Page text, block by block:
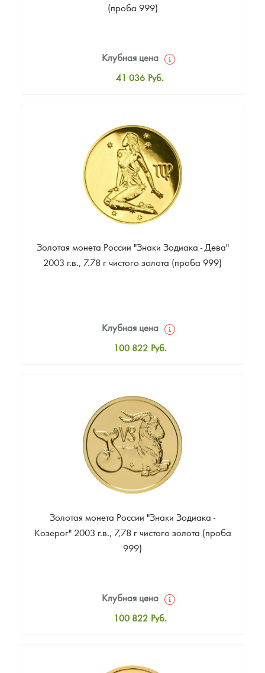
(проба 999)
Клубная цена
41 036 Руб.
Цена выкупа
35 540 Руб.
Золотая монета России "Знаки Зодиака - Дева"
2003 г.в., 7.78 г чистого золота (проба 999)
Клубная цена
100 822 Руб.
Цена выкупа
88 907 Руб.
Золотая монета России "Знаки Зодиака -
Козерог" 2003 г.в., 7,78 г чистого золота (проба
999)
Клубная цена
100 822 Руб.
Цена выкупа